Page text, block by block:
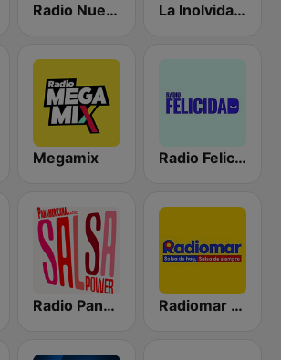
Radio Nueva Q La Inolvidable
Megamix Radio Felicidad
Radio Panamericana - Salsa Power Radiomar 106.3 FM